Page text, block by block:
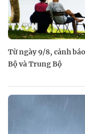
Từ ngày 9/8, cảnh
Bộ và Trung Bộ